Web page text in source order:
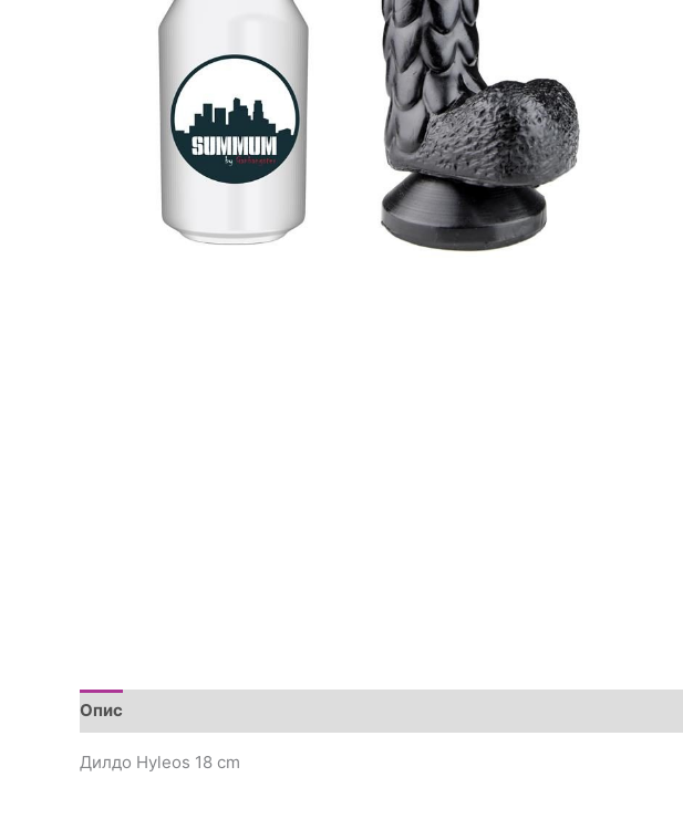
Опис
Дилдо Hyleos 18 cm